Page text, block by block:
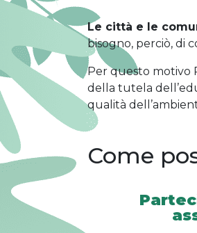
Le città e le
bisogno, perciò, di
Per questo motivo
della tutela
qualità
Come